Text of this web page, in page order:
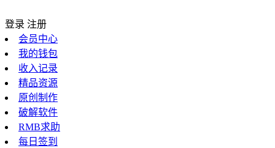
登录 注册
会员中心
我的钱包
收入记录
精品资源
原创制作
破解软件
RMB求助
每日签到